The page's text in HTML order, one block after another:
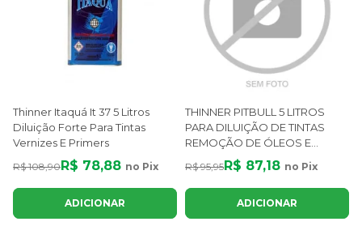
Thinner Itaquá It 37 5 Litros
Diluição Forte Para Tintas
Vernizes E Primers
R$ 108,90R$ 78,88 no Pix
ADICIONAR
THINNER PITBULL 5 LITROS
PARA DILUIÇÃO DE TINTAS
REMOÇÃO DE ÓLEOS E
GRAXAS0
R$ 95,95R$ 87,18 no Pix
ADICIONAR